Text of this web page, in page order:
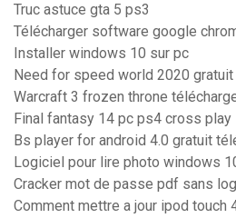
Truc astuce gta 5 ps3
Télécharger software google
Installer windows 10 sur pc
Need for speed world 2020
Warcraft 3 frozen throne
Final fantasy 14 pc ps4 cross play
Bs player for android 4.0 gratuit
Logiciel pour lire photo windows
Cracker mot de passe pdf sans
Comment mettre a jour ipod touch